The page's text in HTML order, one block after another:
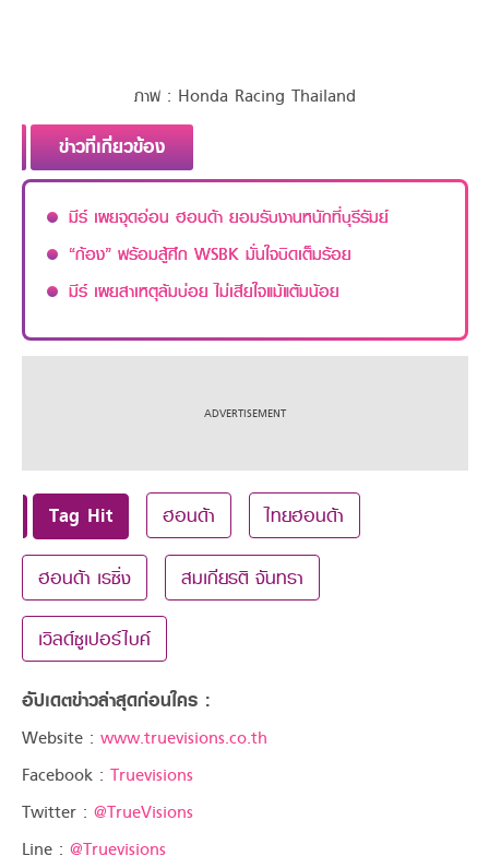
ภาพ : Honda Racing Thailand
ข่าวที่เกี่ยวข้อง
มีร์ เผยจุดอ่อน ฮอนด้า ยอมรับงานหนักที่บุรีรัมย์
“ก้อง” พร้อมสู้ศึก WSBK มั่นใจบิดเต็มร้อย
มีร์ เผยสาเหตุล้มบ่อย ไม่เสียใจแม้แต้มน้อย
Tag Hit ฮอนด้า ไทยฮอนด้า
ฮอนด้า เรซิ่ง สมเกียรติ จันทรา
เวิลด์ซูเปอร์ไบค์
อัปเดตข่าวล่าสุดก่อนใคร :
Website : www.truevisions.co.th
Facebook : Truevisions
Twitter : @TrueVisions
Line : @Truevisions